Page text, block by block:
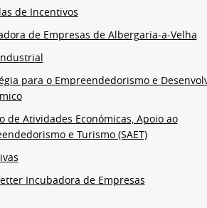
de Incentivos
de Empresas de Albergaria-a-Velha
para o Empreendedorismo e
de Atividades Económicas, Apoio ao
e Turismo (SAET)
Incubadora de Empresas